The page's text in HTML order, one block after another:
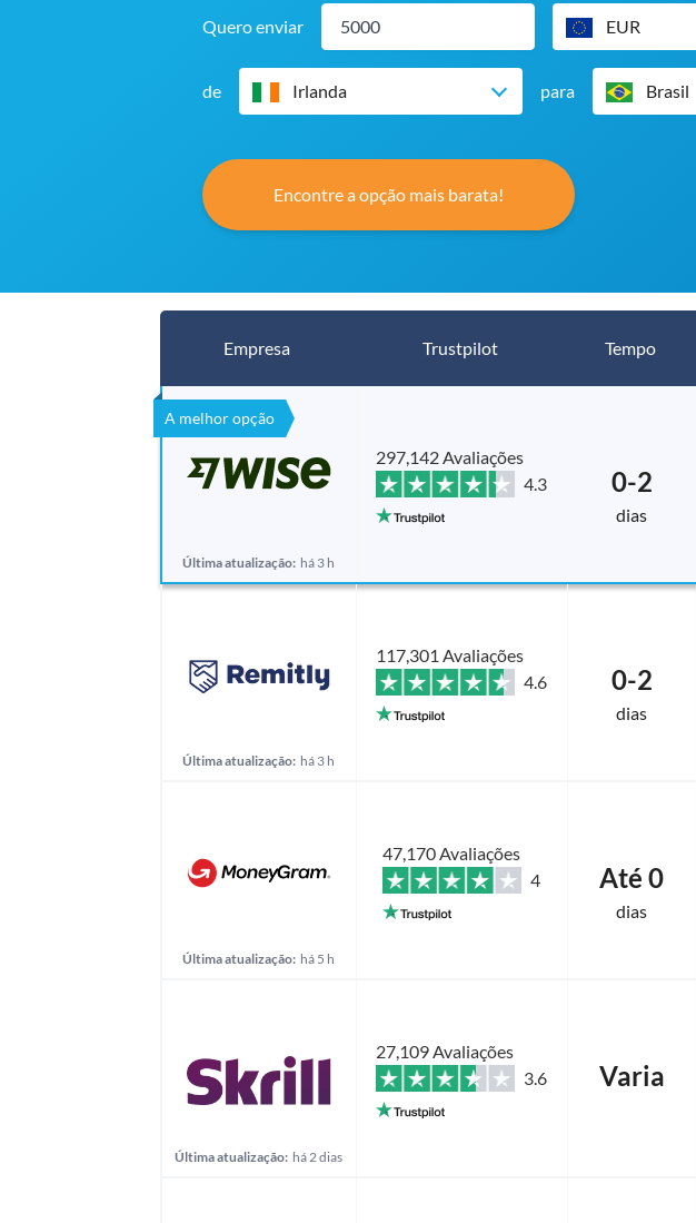
Quero enviar EUR
de Irlanda para Brasil
Encontre a opção mais barata!
Empresa Trustpilot Tempo
A melhor opção
Última atualização: há 3 h
297,142 Avaliações
4.3
0-2
dias
Última atualização: há 3 h
117,301 Avaliações
4.6
0-2
dias
Última atualização: há 5 h
47,170 Avaliações
4
Até 0
dias
Última atualização: há 2 dias
27,109 Avaliações
3.6
Varia